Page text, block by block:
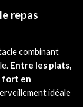
repas
combinant
Entre les plats,
fort en
idéale